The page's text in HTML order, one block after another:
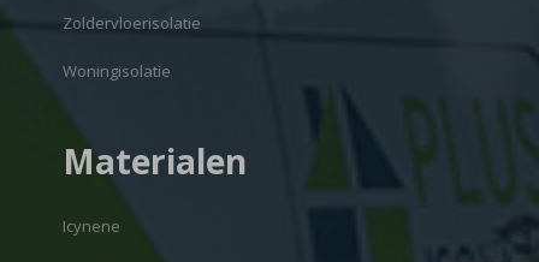
Zoldervloerisolatie
Woningisolatie
Materialen
Icynene